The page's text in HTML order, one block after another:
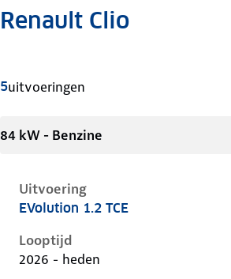
Renault Clio
5uitvoeringen
84 kW - Benzine
Uitvoering
Renault Clio vi, 1.2 tce, 84 kW,
EVolution 1.2 TCE
Looptijd
2026 - heden